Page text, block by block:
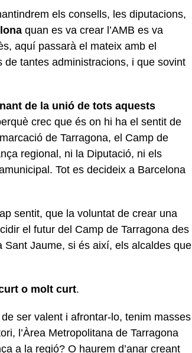
els consells, les diputacions,
quan es va crear l’AMB es va
aquí passarà el mateix amb el
tantes administracions, i que sovint
de la unió de tots aquests
crec que és on hi ha el sentit de
de Tarragona, el Camp de
regional, ni la Diputació, ni els
Tot es decideix a Barcelona
sentit, que la voluntat de crear una
el futur del Camp de Tarragona des
Jaume, si és així, els alcaldes que
o molt curt.
ser valent i afrontar-lo, tenim masses
l’Àrea Metropolitana de Tarragona
a la regió? O haurem d’anar creant